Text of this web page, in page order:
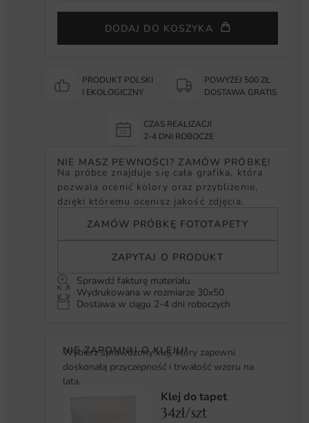
DODAJ DO KOSZYKA
PRODUKT POLSKI
I EKOLOGICZNY
POWYŻEJ 500 ZŁ
DOSTAWA GRATIS
CZAS REALIZACJI
2-4 DNI ROBOCZE
NIE MASZ PEWNOŚCI? ZAMÓW PRÓBKĘ!
Na próbce znajduje się cała grafika, która
pozwala ocenić kolory oraz przybliżenie,
dzięki któremu ocenisz jakość zdjęcia.
ZAMÓW PRÓBKĘ FOTOTAPETY
ZAPYTAJ O PRODUKT
Sprawdź fakturę materiału
Wydrukowana w rozmiarze 30x50
Dostawa w ciągu 2-4 dni roboczych
NIE ZAPOMNIJ O KLEJU!
Wybierz sprawdzony klej, który zapewni
doskonałą przyczepność i trwałość wzoru na
lata.
Klej do tapet
34zł/szt